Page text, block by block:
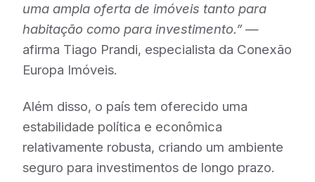
uma ampla oferta de imóveis tanto para
habitação como para investimento.”—
afirma Tiago Prandi, especialista da Conexão
Europa Imóveis.
Além disso, o país tem oferecido uma
estabilidade política e econômica
relativamente robusta, criando um ambiente
seguro para investimentos de longo prazo.